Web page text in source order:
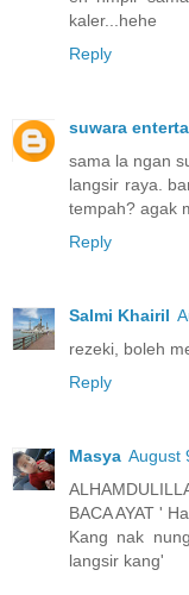
kaler...hehe
Reply
suwara
sama la ngan
langsir raya.
tempah? agak
Reply
Salmi Khairil
rezeki, boleh
Reply
Masya August
BACA AYAT '
Kang nak
langsir kang'